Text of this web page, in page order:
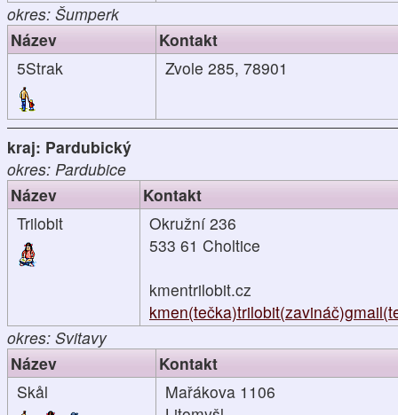
okres: Šumperk
Název
Kontakt
5Strak
Zvole 285, 78901
kraj: Pardubický
okres: Pardubice
Název
Kontakt
Trilobit
Okružní 236
533 61 Choltice
kmentrilobit.cz
okres: Svitavy
Název
Kontakt
Skål
Mařákova 1106